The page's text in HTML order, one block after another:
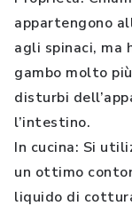
appartengono
agli spinaci, ma
gambo molto
disturbi
l’intestino.
In cucina: Si
un ottimo
liquido di